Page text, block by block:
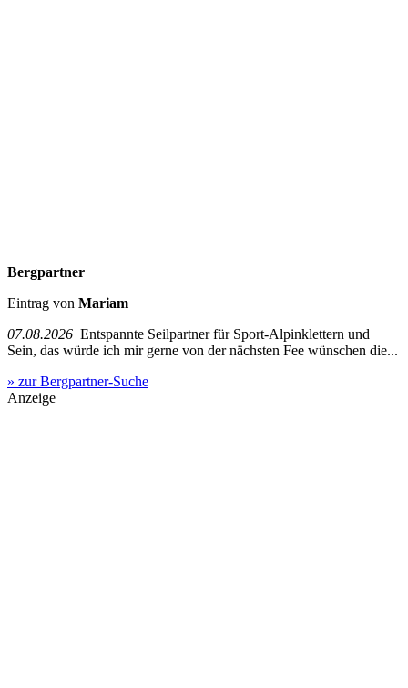
Bergpartner
Eintrag von Mariam
07.08.2026 Entspannte Seilpartner für Sport-Alpinklettern und
Sein, das würde ich mir gerne von der nächsten Fee wünschen die...
» zur Bergpartner-Suche
Anzeige